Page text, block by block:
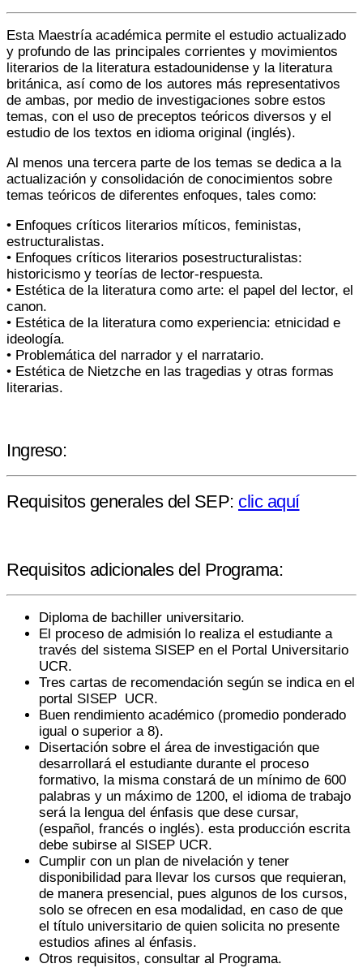
Esta Maestría académica permite el estudio actualizado
y profundo de las principales corrientes y movimientos
literarios de la literatura estadounidense y la literatura
británica, así como de los autores más representativos
de ambas, por medio de investigaciones sobre estos
temas, con el uso de preceptos teóricos diversos y el
estudio de los textos en idioma original (inglés).
Al menos una tercera parte de los temas se dedica a la
actualización y consolidación de conocimientos sobre
temas teóricos de diferentes enfoques, tales como:
• Enfoques críticos literarios míticos, feministas,
estructuralistas.
• Enfoques críticos literarios posestructuralistas:
historicismo y teorías de lector-respuesta.
• Estética de la literatura como arte: el papel del lector, el
canon.
• Estética de la literatura como experiencia: etnicidad e
ideología.
• Problemática del narrador y el narratario.
• Estética de Nietzche en las tragedias y otras formas
literarias.
Ingreso:
Requisitos generales del SEP: clic aquí
Requisitos adicionales del Programa:
Diploma de bachiller universitario.
El proceso de admisión lo realiza el estudiante a
través del sistema SISEP en el Portal Universitario
UCR.
Tres cartas de recomendación según se indica en el
portal SISEP UCR.
Buen rendimiento académico (promedio ponderado
igual o superior a 8).
Disertación sobre el área de investigación que
desarrollará el estudiante durante el proceso
formativo, la misma constará de un mínimo de 600
palabras y un máximo de 1200, el idioma de trabajo
será la lengua del énfasis que dese cursar,
(español, francés o inglés). esta producción escrita
debe subirse al SISEP UCR.
Cumplir con un plan de nivelación y tener
disponibilidad para llevar los cursos que requieran,
de manera presencial, pues algunos de los cursos,
solo se ofrecen en esa modalidad, en caso de que
el título universitario de quien solicita no presente
estudios afines al énfasis.
Otros requisitos, consultar al Programa.